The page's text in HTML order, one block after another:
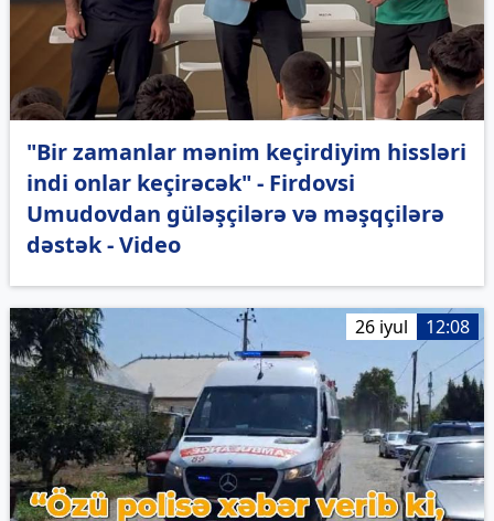
"Bir zamanlar mənim keçirdiyim hissləri
indi onlar keçirəcək" - Firdovsi
Umudovdan güləşçilərə və məşqçilərə
dəstək - Video
26 iyul 12:08